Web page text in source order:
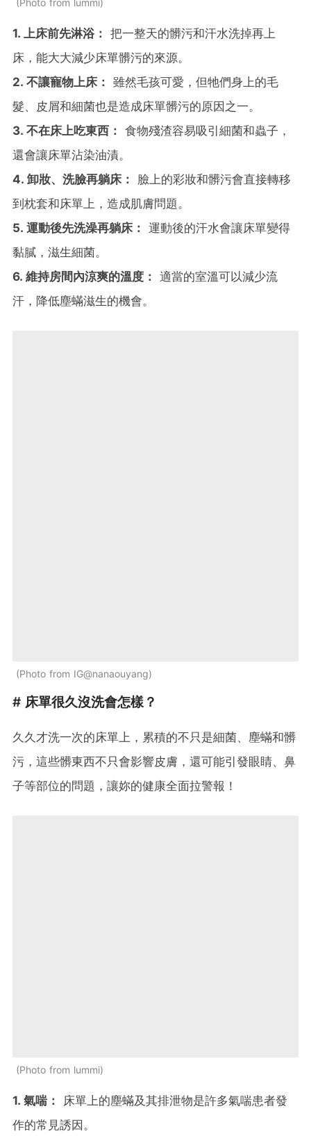
1. 上床前先淋浴： 把一整天的髒污和汗水洗掉再上
床，能大大減少床單髒污的來源。
2. 不讓寵物上床： 雖然毛孩可愛，但牠們身上的毛
髮、皮屑和細菌也是造成床單髒污的原因之一。
3. 不在床上吃東西： 食物殘渣容易吸引細菌和蟲子，
還會讓床單沾染油漬。
4. 卸妝、洗臉再躺床：
臉上的彩妝和髒污會直接轉移
到枕套和床單上，造成肌膚問題。
5. 運動後先洗澡再躺床： 運動後的汗水會讓床單變得
黏膩，滋生細菌。
6. 維持房間內涼爽的溫度： 適當的室溫可以減少流
汗，降低塵蟎滋生的機會。
Photo from IG@nanaouyang
# 床單很久沒洗會怎樣？
久久才洗一次的床單上，累積的不只是細菌、塵蟎和髒
污，這些髒東西不只會影響皮膚，還可能引發眼睛、鼻
子等部位的問題，讓妳的健康全面拉警報！
Photo from lummi
1. 氣喘：
床單上的塵蟎及其排泄物是許多氣喘患者發
作的常見誘因。